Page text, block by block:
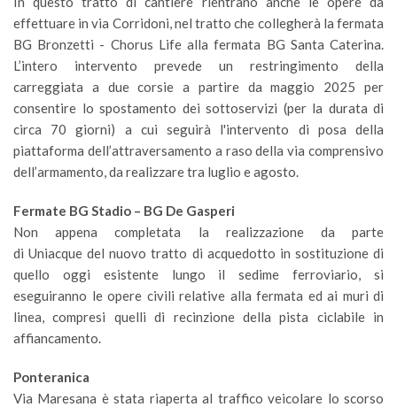
effettuare in via Corridoni, nel tratto che collegherà la fermata
BG Bronzetti - Chorus Life alla fermata BG Santa Caterina.
L’intero intervento prevede un restringimento della
carreggiata a due corsie a partire da maggio 2025 per
consentire lo spostamento dei sottoservizi (per la durata di
circa 70 giorni) a cui seguirà l'intervento di posa della
piattaforma dell’attraversamento a raso della via comprensivo
dell’armamento, da realizzare tra luglio e agosto.
Fermate BG Stadio – BG De Gasperi
Non appena completata la realizzazione da parte
di Uniacque del nuovo tratto di acquedotto in sostituzione di
quello oggi esistente lungo il sedime ferroviario, si
eseguiranno le opere civili relative alla fermata ed ai muri di
linea, compresi quelli di recinzione della pista ciclabile in
affiancamento.
Ponteranica
Via Maresana è stata riaperta al traffico veicolare lo scorso